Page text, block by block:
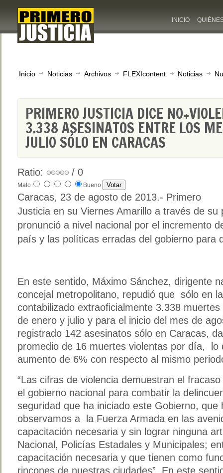
INICIO
Inicio Noticias Archivos FLEXIcontent Noticias
PRIMERO JUSTICIA DICE
3.338 ASESINATOS ENTRE LOS
JULIO SÓLO EN CARACAS
Ratio: / 0
Malo Bueno
Caracas, 23 de agosto de 2013.- Primero
Justicia en su Viernes Amarillo a través de
pronunció a nivel nacional por el incremento
país y las políticas erradas del gobierno para
En este sentido, Máximo Sánchez, dirigente
concejal metropolitano, repudió que sólo en
contabilizado extraoficialmente 3.338
de enero y julio y para el inicio del mes de
registrado 142 asesinatos sólo en Caracas,
promedio de 16 muertes violentas por día, lo
aumento de 6% con respecto al mismo
“Las cifras de violencia demuestran el
el gobierno nacional para combatir la
seguridad que ha iniciado este Gobierno,
observamos a la Fuerza Armada en las
capacitación necesaria y sin lograr ninguna
Nacional, Policías Estadales y Municipales;
capacitación necesaria y que tienen como
rincones de nuestras ciudades”. En este